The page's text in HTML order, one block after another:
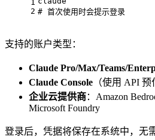
1
2 # 首次使用时会提示登录
支持的账户类型：
Claude Pro/Max/Teams/
Claude Console （使用 API 预
企业云提供商：Amazon
Microsoft Foundry
登录后，凭据将保存在系统中，无